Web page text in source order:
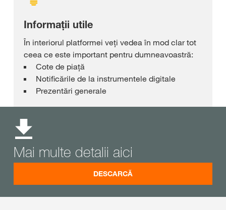
Informații utile
În interiorul platformei veți vedea în mod clar tot
ceea ce este important pentru dumneavoastră:
Cote de piață
Notificările de la instrumentele digitale
Prezentări generale
Mai multe detalii aici
DESCARCĂ